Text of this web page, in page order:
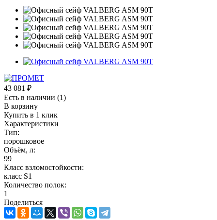
43 081 ₽
Есть в наличии (1)
В корзину
Купить в 1 клик
Характеристики
Тип:
порошковое
Объём, л:
99
Класс взломостойкости:
класс S1
Количество полок:
1
Поделиться